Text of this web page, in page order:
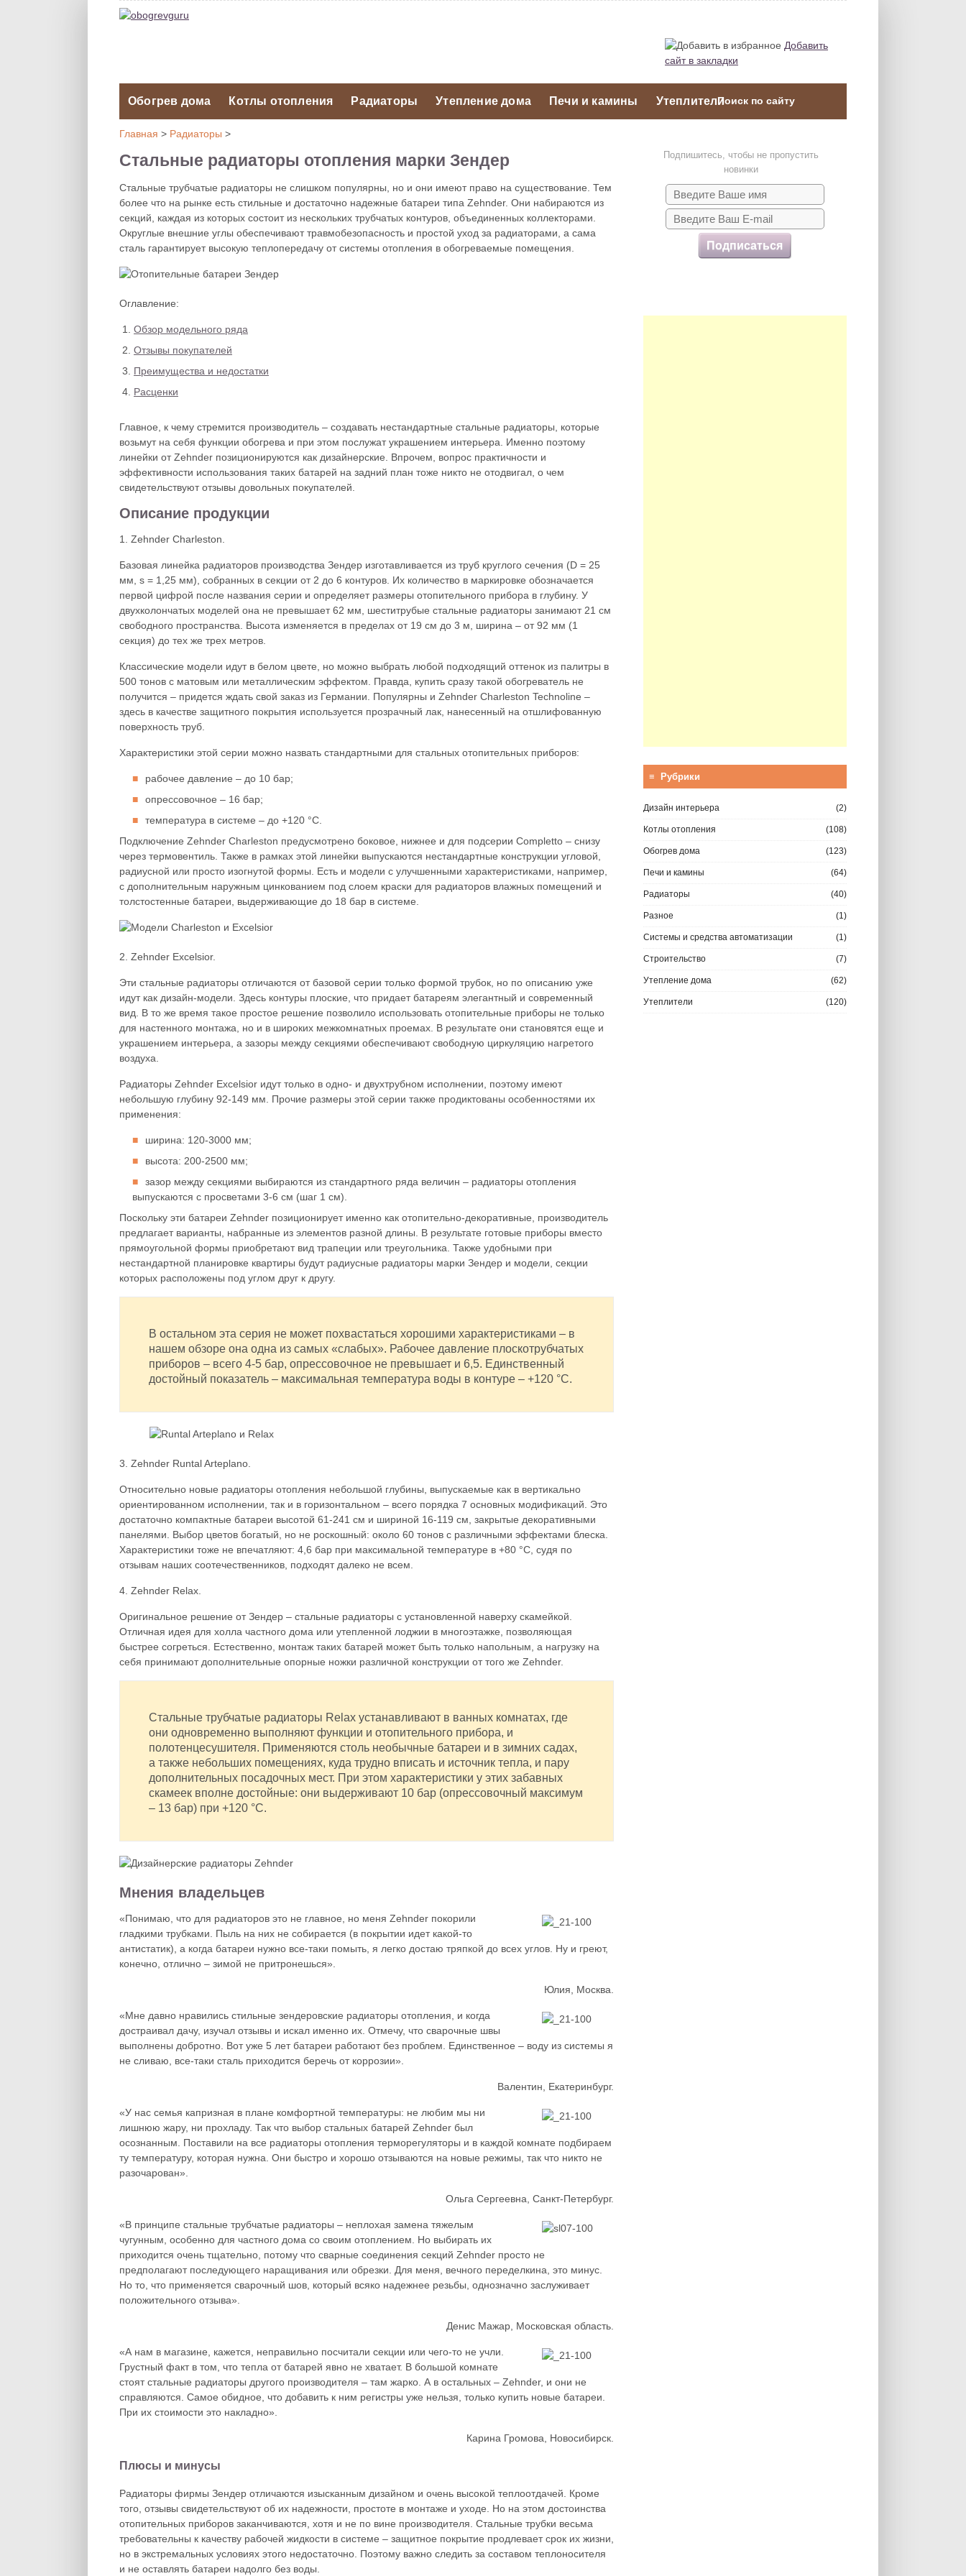
Добавить
сайт в закладки
Обогрев дома Котлы отопления Радиаторы Утепление дома Печи и камины Утеплители
Главная > Радиаторы >
Стальные радиаторы отопления марки Зендер
Стальные трубчатые радиаторы не слишком популярны, но и они имеют право на существование. Тем
более что на рынке есть стильные и достаточно надежные батареи типа Zehnder. Они набираются из
секций, каждая из которых состоит из нескольких трубчатых контуров, объединенных коллекторами.
Округлые внешние углы обеспечивают травмобезопасность и простой уход за радиаторами, а сама
сталь гарантирует высокую теплопередачу от системы отопления в обогреваемые помещения.
Оглавление:
Обзор модельного ряда
Отзывы покупателей
Преимущества и недостатки
Расценки
Главное, к чему стремится производитель – создавать нестандартные стальные радиаторы, которые
возьмут на себя функции обогрева и при этом послужат украшением интерьера. Именно поэтому
линейки от Zehnder позиционируются как дизайнерские. Впрочем, вопрос практичности и
эффективности использования таких батарей на задний план тоже никто не отодвигал, о чем
свидетельствуют отзывы довольных покупателей.
Описание продукции
1. Zehnder Charleston.
Базовая линейка радиаторов производства Зендер изготавливается из труб круглого сечения (D = 25
мм, s = 1,25 мм), собранных в секции от 2 до 6 контуров. Их количество в маркировке обозначается
первой цифрой после названия серии и определяет размеры отопительного прибора в глубину. У
двухколончатых моделей она не превышает 62 мм, шеститрубые стальные радиаторы занимают 21 см
свободного пространства. Высота изменяется в пределах от 19 см до 3 м, ширина – от 92 мм (1
секция) до тех же трех метров.
Классические модели идут в белом цвете, но можно выбрать любой подходящий оттенок из палитры в
500 тонов с матовым или металлическим эффектом. Правда, купить сразу такой обогреватель не
получится – придется ждать свой заказ из Германии. Популярны и Zehnder Charleston Technoline –
здесь в качестве защитного покрытия используется прозрачный лак, нанесенный на отшлифованную
поверхность труб.
Характеристики этой серии можно назвать стандартными для стальных отопительных приборов:
рабочее давление – до 10 бар;
опрессовочное – 16 бар;
температура в системе – до +120 °С.
Подключение Zehnder Charleston предусмотрено боковое, нижнее и для подсерии Completto – снизу
через термовентиль. Также в рамках этой линейки выпускаются нестандартные конструкции угловой,
радиусной или просто изогнутой формы. Есть и модели с улучшенными характеристиками, например,
с дополнительным наружным цинкованием под слоем краски для радиаторов влажных помещений и
толстостенные батареи, выдерживающие до 18 бар в системе.
2. Zehnder Excelsior.
Эти стальные радиаторы отличаются от базовой серии только формой трубок, но по описанию уже
идут как дизайн-модели. Здесь контуры плоские, что придает батареям элегантный и современный
вид. В то же время такое простое решение позволило использовать отопительные приборы не только
для настенного монтажа, но и в широких межкомнатных проемах. В результате они становятся еще и
украшением интерьера, а зазоры между секциями обеспечивают свободную циркуляцию нагретого
воздуха.
Радиаторы Zehnder Excelsior идут только в одно- и двухтрубном исполнении, поэтому имеют
небольшую глубину 92-149 мм. Прочие размеры этой серии также продиктованы особенностями их
применения:
ширина: 120-3000 мм;
высота: 200-2500 мм;
зазор между секциями выбираются из стандартного ряда величин – радиаторы отопления
выпускаются с просветами 3-6 см (шаг 1 см).
Поскольку эти батареи Zehnder позиционирует именно как отопительно-декоративные, производитель
предлагает варианты, набранные из элементов разной длины. В результате готовые приборы вместо
прямоугольной формы приобретают вид трапеции или треугольника. Также удобными при
нестандартной планировке квартиры будут радиусные радиаторы марки Зендер и модели, секции
которых расположены под углом друг к другу.
В остальном эта серия не может похвастаться хорошими характеристиками – в
нашем обзоре она одна из самых «слабых». Рабочее давление плоскотрубчатых
приборов – всего 4-5 бар, опрессовочное не превышает и 6,5. Единственный
достойный показатель – максимальная температура воды в контуре – +120 °С.
3. Zehnder Runtal Arteplano.
Относительно новые радиаторы отопления небольшой глубины, выпускаемые как в вертикально
ориентированном исполнении, так и в горизонтальном – всего порядка 7 основных модификаций. Это
достаточно компактные батареи высотой 61-241 см и шириной 16-119 см, закрытые декоративными
панелями. Выбор цветов богатый, но не роскошный: около 60 тонов с различными эффектами блеска.
Характеристики тоже не впечатляют: 4,6 бар при максимальной температуре в +80 °С, судя по
отзывам наших соотечественников, подходят далеко не всем.
4. Zehnder Relax.
Оригинальное решение от Зендер – стальные радиаторы с установленной наверху скамейкой.
Отличная идея для холла частного дома или утепленной лоджии в многоэтажке, позволяющая
быстрее согреться. Естественно, монтаж таких батарей может быть только напольным, а нагрузку на
себя принимают дополнительные опорные ножки различной конструкции от того же Zehnder.
Стальные трубчатые радиаторы Relax устанавливают в ванных комнатах, где
они одновременно выполняют функции и отопительного прибора, и
полотенцесушителя. Применяются столь необычные батареи и в зимних садах,
а также небольших помещениях, куда трудно вписать и источник тепла, и пару
дополнительных посадочных мест. При этом характеристики у этих забавных
скамеек вполне достойные: они выдерживают 10 бар (опрессовочный максимум
– 13 бар) при +120 °С.
Мнения владельцев
«Понимаю, что для радиаторов это не главное, но меня Zehnder покорили
гладкими трубками. Пыль на них не собирается (в покрытии идет какой-то
антистатик), а когда батареи нужно все-таки помыть, я легко достаю тряпкой до всех углов. Ну и греют,
конечно, отлично – зимой не притронешься».
Юлия, Москва.
«Мне давно нравились стильные зендеровские радиаторы отопления, и когда
достраивал дачу, изучал отзывы и искал именно их. Отмечу, что сварочные швы
выполнены добротно. Вот уже 5 лет батареи работают без проблем. Единственное – воду из системы я
не сливаю, все-таки сталь приходится беречь от коррозии».
Валентин, Екатеринбург.
«У нас семья капризная в плане комфортной температуры: не любим мы ни
лишнюю жару, ни прохладу. Так что выбор стальных батарей Zehnder был
осознанным. Поставили на все радиаторы отопления терморегуляторы и в каждой комнате подбираем
ту температуру, которая нужна. Они быстро и хорошо отзываются на новые режимы, так что никто не
разочарован».
Ольга Сергеевна, Санкт-Петербург.
«В принципе стальные трубчатые радиаторы – неплохая замена тяжелым
чугунным, особенно для частного дома со своим отоплением. Но выбирать их
приходится очень тщательно, потому что сварные соединения секций Zehnder просто не
предполагают последующего наращивания или обрезки. Для меня, вечного переделкина, это минус.
Но то, что применяется сварочный шов, который всяко надежнее резьбы, однозначно заслуживает
положительного отзыва».
Денис Мажар, Московская область.
«А нам в магазине, кажется, неправильно посчитали секции или чего-то не учли.
Грустный факт в том, что тепла от батарей явно не хватает. В большой комнате
стоят стальные радиаторы другого производителя – там жарко. А в остальных – Zehnder, и они не
справляются. Самое обидное, что добавить к ним регистры уже нельзя, только купить новые батареи.
При их стоимости это накладно».
Карина Громова, Новосибирск.
Плюсы и минусы
Радиаторы фирмы Зендер отличаются изысканным дизайном и очень высокой теплоотдачей. Кроме
того, отзывы свидетельствуют об их надежности, простоте в монтаже и уходе. Но на этом достоинства
отопительных приборов заканчиваются, хотя и не по вине производителя. Стальные трубки весьма
требовательны к качеству рабочей жидкости в системе – защитное покрытие продлевает срок их жизни,
но в экстремальных условиях этого недостаточно. Поэтому важно следить за составом теплоносителя
и не оставлять батареи надолго без воды.
Подпишитесь, чтобы не пропустить
новинки
Подписаться
≡ Рубрики
Дизайн интерьера (2)
Котлы отопления (108)
Обогрев дома (123)
Печи и камины (64)
Радиаторы (40)
Разное (1)
Системы и средства автоматизации (1)
Строительство (7)
Утепление дома (62)
Утеплители (120)